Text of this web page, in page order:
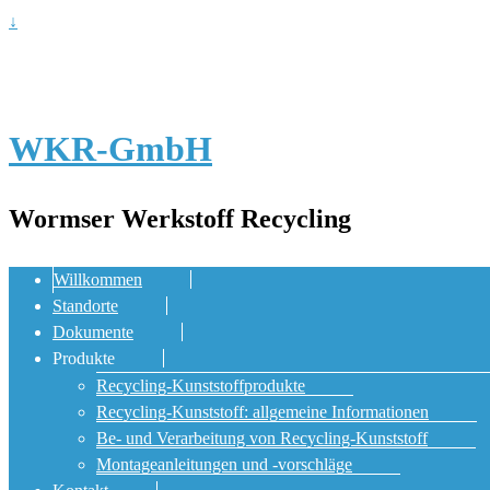
↓
WKR-GmbH
Wormser Werkstoff Recycling
Willkommen
Standorte
Dokumente
Produkte
Recycling-Kunststoffprodukte
Recycling-Kunststoff: allgemeine Informationen
Be- und Verarbeitung von Recycling-Kunststoff
Montageanleitungen und -vorschläge